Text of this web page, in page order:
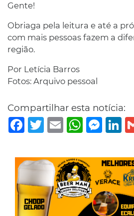
Gente!
Obriaga pela leitura e até a
com mais pessoas fazem a
região.
Por Letícia Barros
Fotos: Arquivo pessoal
Compartilhar esta notícia:
Facebook
TwitterEmail WhatsApp